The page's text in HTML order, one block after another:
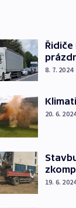
8. 7. 2024
20. 6.
19. 6.